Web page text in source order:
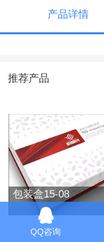
产品详情
推荐产品
包装盒15-08
QQ咨询